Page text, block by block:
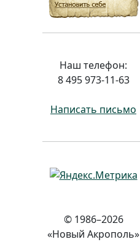
Наш телефон:
8 495 973-11-63
Написать письмо
© 1986–2026
«Новый Акрополь»